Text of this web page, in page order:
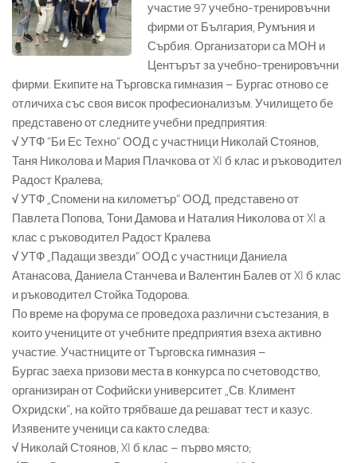
участие 97 учебно-тренировъчни
фирми от България, Румъния и
Сърбия. Организатори са МОН и
Центърът за учебно-тренировъчни
фирми. Екипите на Търговска гимназия – Бургас отново се
отличиха със своя висок професионализъм. Училището бе
представено от следните учебни предприятия:
√УТФ “Би Ес Техно“ ООД с участници Николай Стоянов,
Таня Николова и Мария Плачкова от XI б клас и ръководител
Радост Кралева;
√УТФ „Спомени на километър“ ООД, представено от
Павлета Попова, Тони Дамова и Наталия Николова от XI а
клас с ръководител Радост Кралева
√УТФ „Падащи звезди“ ООД с участници Даниела
Атанасова, Даниела Станчева и Валентин Балев от XI б клас
и ръководител Стойка Тодорова.
По време на форума се проведоха различни състезания, в
които учениците от учебните предприятия взеха активно
участие. Участниците от Търговска гимназия –
Бургас заеха призови места в конкурса по счетоводство,
организиран от Софийски университет „Св. Климент
Охридски“, на който трябваше да решават тест и казус.
Изявените ученици са както следва:
√ Николай Стоянов, XI б клас – първо място;